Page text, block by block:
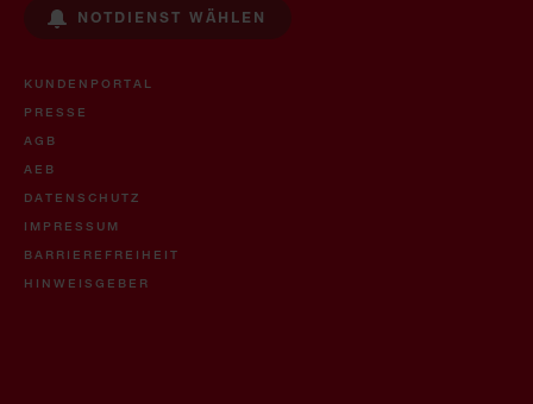
NOTDIENST WÄHLEN
KUNDENPORTAL
PRESSE
AGB
AEB
DATENSCHUTZ
IMPRESSUM
BARRIEREFREIHEIT
HINWEISGEBER